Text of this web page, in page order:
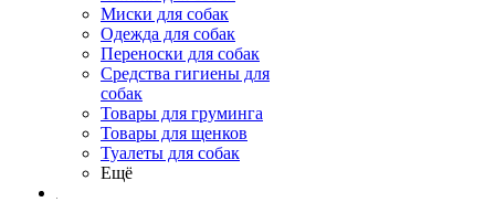
Миски для собак
Одежда для собак
Переноски для собак
Средства гигиены для
собак
Товары для груминга
Товары для щенков
Туалеты для собак
Ещё